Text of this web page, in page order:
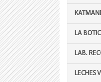
LA
LAB.
LECHES